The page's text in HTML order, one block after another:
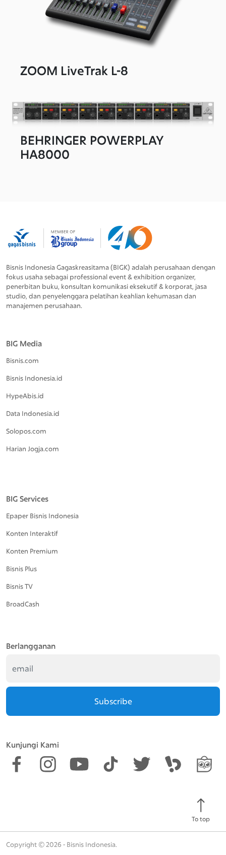
ZOOM LiveTrak L-8
BEHRINGER POWERPLAY
HA8000
Bisnis Indonesia Gagaskreasitama (BIGK) adalah perusahaan dengan
fokus usaha sebagai professional event & exhibition organizer,
penerbitan buku, konsultan komunikasi eksekutif & korporat, jasa
studio, dan penyelenggara pelatihan keahlian kehumasan dan
manajemen perusahaan.
BIG Media
Bisnis.com
Bisnis Indonesia.id
HypeAbis.id
Data Indonesia.id
Solopos.com
Harian Jogja.com
BIG Services
Epaper Bisnis Indonesia
Konten Interaktif
Konten Premium
Bisnis Plus
Bisnis TV
BroadCash
Berlangganan
Subscribe
Kunjungi Kami
To top
Copyright © 2026 - Bisnis Indonesia.